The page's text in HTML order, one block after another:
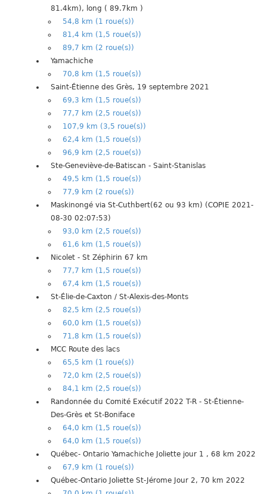
81.4km), long ( 89.7km )
54,8 km (1 roue(s))
81,4 km (1,5 roue(s))
89,7 km (2 roue(s))
Yamachiche
70,8 km (1,5 roue(s))
Saint-Étienne des Grès, 19 septembre 2021
69,3 km (1,5 roue(s))
77,7 km (2,5 roue(s))
107,9 km (3,5 roue(s))
62,4 km (1,5 roue(s))
96,9 km (2,5 roue(s))
Ste-Geneviève-de-Batiscan - Saint-Stanislas
49,5 km (1,5 roue(s))
77,9 km (2 roue(s))
Maskinongé via St-Cuthbert(62 ou 93 km) (COPIE 2021-
08-30 02:07:53)
93,0 km (2,5 roue(s))
61,6 km (1,5 roue(s))
Nicolet - St Zéphirin 67 km
77,7 km (1,5 roue(s))
67,4 km (1,5 roue(s))
St-Élie-de-Caxton / St-Alexis-des-Monts
82,5 km (2,5 roue(s))
60,0 km (1,5 roue(s))
71,8 km (1,5 roue(s))
MCC Route des lacs
65,5 km (1 roue(s))
72,0 km (2,5 roue(s))
84,1 km (2,5 roue(s))
Randonnée du Comité Exécutif 2022 T-R - St-Étienne-
Des-Grès et St-Boniface
64,0 km (1,5 roue(s))
64,0 km (1,5 roue(s))
Québec- Ontario Yamachiche Joliette jour 1 , 68 km 2022
67,9 km (1 roue(s))
Québec-Ontario Joliette St-Jérome Jour 2, 70 km 2022